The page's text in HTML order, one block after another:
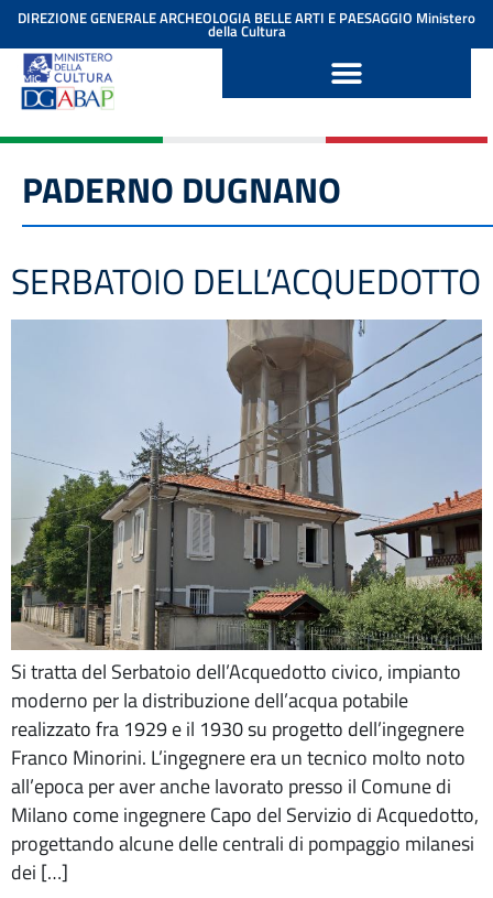
contenuto
DIREZIONE GENERALE ARCHEOLOGIA BELLE ARTI E PAESAGGIO Ministero
della Cultura
PADERNO DUGNANO
SERBATOIO DELL’ACQUEDOTTO
Si tratta del Serbatoio dell’Acquedotto civico, impianto
moderno per la distribuzione dell’acqua potabile
realizzato fra 1929 e il 1930 su progetto dell’ingegnere
Franco Minorini. L’ingegnere era un tecnico molto noto
all’epoca per aver anche lavorato presso il Comune di
Milano come ingegnere Capo del Servizio di Acquedotto,
progettando alcune delle centrali di pompaggio milanesi
dei […]